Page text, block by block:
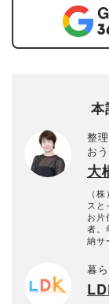
本
整
お
大
（
スと
お片
者。
納サ
暮